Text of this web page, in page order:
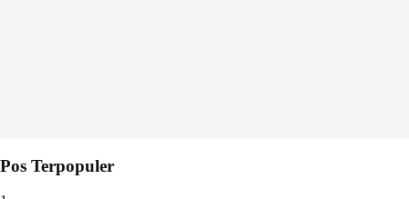
Pos Terpopuler